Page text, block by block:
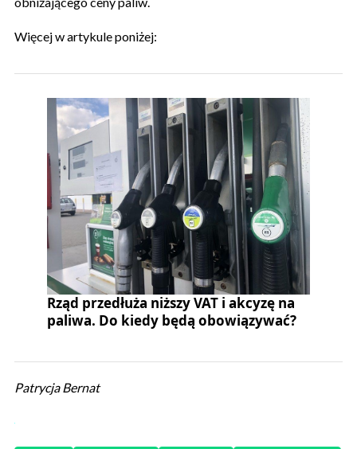
Więcej w artykule poniżej:
Rząd przedłuża niższy VAT i akcyzę na
paliwa. Do kiedy będą obowiązywać?
Patrycja Bernat